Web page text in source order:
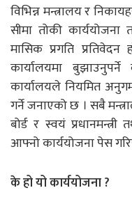
विभिन्न मन्त्रालय र
सीमा तोकी
मासिक प्रगति प्रतिवेदन
कार्यालयमा
कार्यालयले नियमित
गर्ने जनाएको छ । सबै
बोर्ड र स्वयं
आफ्नो कार्ययोजना पेस
के हो यो कार्ययोजना ?